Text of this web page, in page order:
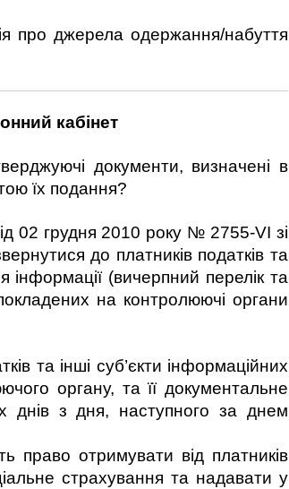
про джерела одержання/набуття
кабінет
документи, визначені в
їх подання?
02 грудня 2010 року № 2755-VІ зі
до платників податків та
інформації (вичерпний перелік та
на контролюючі органи
та інші суб’єкти інформаційних
органу, та її документальне
днів з дня, наступного за днем
отримувати від платників
страхування та надавати у